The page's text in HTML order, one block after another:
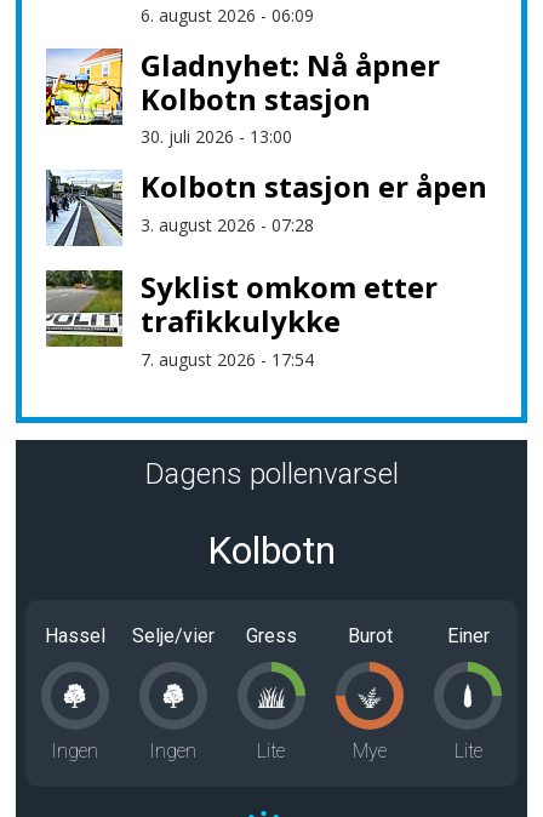
6. august 2026 - 06:09
Gladnyhet: Nå åpner
Kolbotn stasjon
30. juli 2026 - 13:00
Kolbotn stasjon er åpen
3. august 2026 - 07:28
Syklist omkom etter
trafikkulykke
7. august 2026 - 17:54
Dagens pollenvarsel
Kolbotn
Hassel
Ingen
Selje/vier
Ingen
Gress
Lite
Burot
Mye
Einer
Lite